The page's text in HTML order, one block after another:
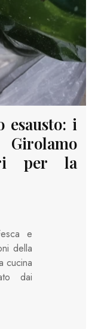
esausto: i
per la
e
della
cucina
dai